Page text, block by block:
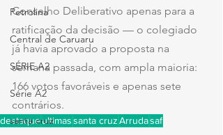
Petrolina
Central de Caruaru
SÉRIE A2
Série A2
santa cruz
Conselho Deliberativo apenas para a
ratificação da decisão — o colegiado
já havia aprovado a proposta na
semana passada, com ampla maioria:
166 votos favoráveis e apenas sete
contrários.
destaqueultimassanta cruzArrudasaf